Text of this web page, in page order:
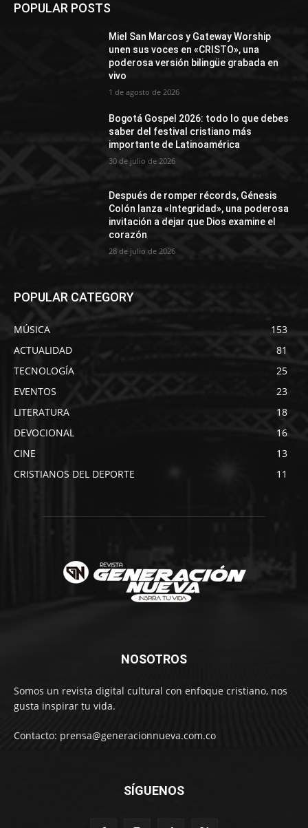
POPULAR POSTS
Miel San Marcos y Gateway Worship
unen sus voces en «CRISTO», una
poderosa versión bilingüe grabada en
vivo
1 de agosto de 2026
Bogotá Gospel 2026: todo lo que debes
saber del festival cristiano más
importante de Latinoamérica
30 de julio de 2026
Después de romper récords, Génesis
Colón lanza «Integridad», una poderosa
invitación a dejar que Dios examine el
corazón
28 de julio de 2026
POPULAR CATEGORY
MÚSICA
153
ACTUALIDAD
81
TECNOLOGÍA
25
EVENTOS
23
LITERATURA
18
DEVOCIONAL
16
CINE
13
CRISTIANOS DEL DEPORTE
11
NOSOTROS
Somos un revista digital cultural con enfoque cristiano, nos
gusta inspirar tu vida.
Contacto: prensa@generacionnueva.com.co
SÍGUENOS